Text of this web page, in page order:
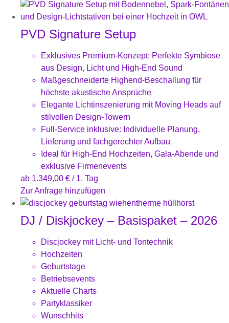
PVD Signature Setup
Exklusives Premium-Konzept: Perfekte Symbiose
aus Design, Licht und High-End Sound
Maßgeschneiderte Highend-Beschallung für
höchste akustische Ansprüche
Elegante Lichtinszenierung mit Moving Heads auf
stilvollen Design-Towern
Full-Service inklusive: Individuelle Planung,
Lieferung und fachgerechter Aufbau
Ideal für High-End Hochzeiten, Gala-Abende und
exklusive Firmenevents
ab 1.349,00 € / 1. Tag
Zur Anfrage hinzufügen
DJ / Diskjockey – Basispaket – 2026
Discjockey mit Licht- und Tontechnik
Hochzeiten
Geburtstage
Betriebsevents
Aktuelle Charts
Partyklassiker
Wunschhits